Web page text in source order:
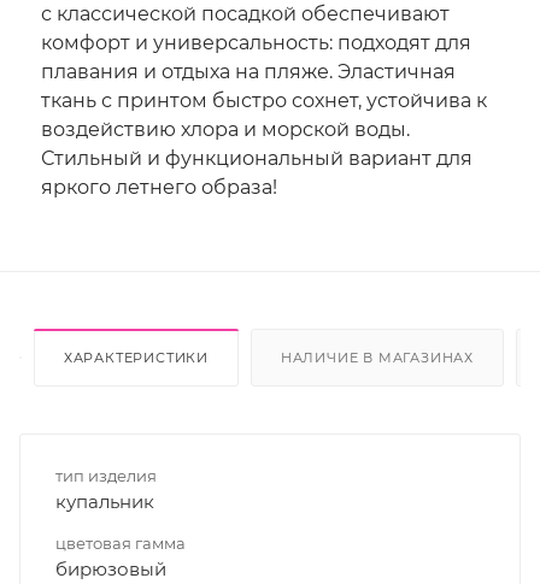
с классической посадкой обеспечивают
комфорт и универсальность: подходят для
плавания и отдыха на пляже. Эластичная
ткань с принтом быстро сохнет, устойчива к
воздействию хлора и морской воды.
Стильный и функциональный вариант для
яркого летнего образа!
ХАРАКТЕРИСТИКИ НАЛИЧИЕ В МАГАЗИНАХ
тип изделия
купальник
цветовая гамма
бирюзовый